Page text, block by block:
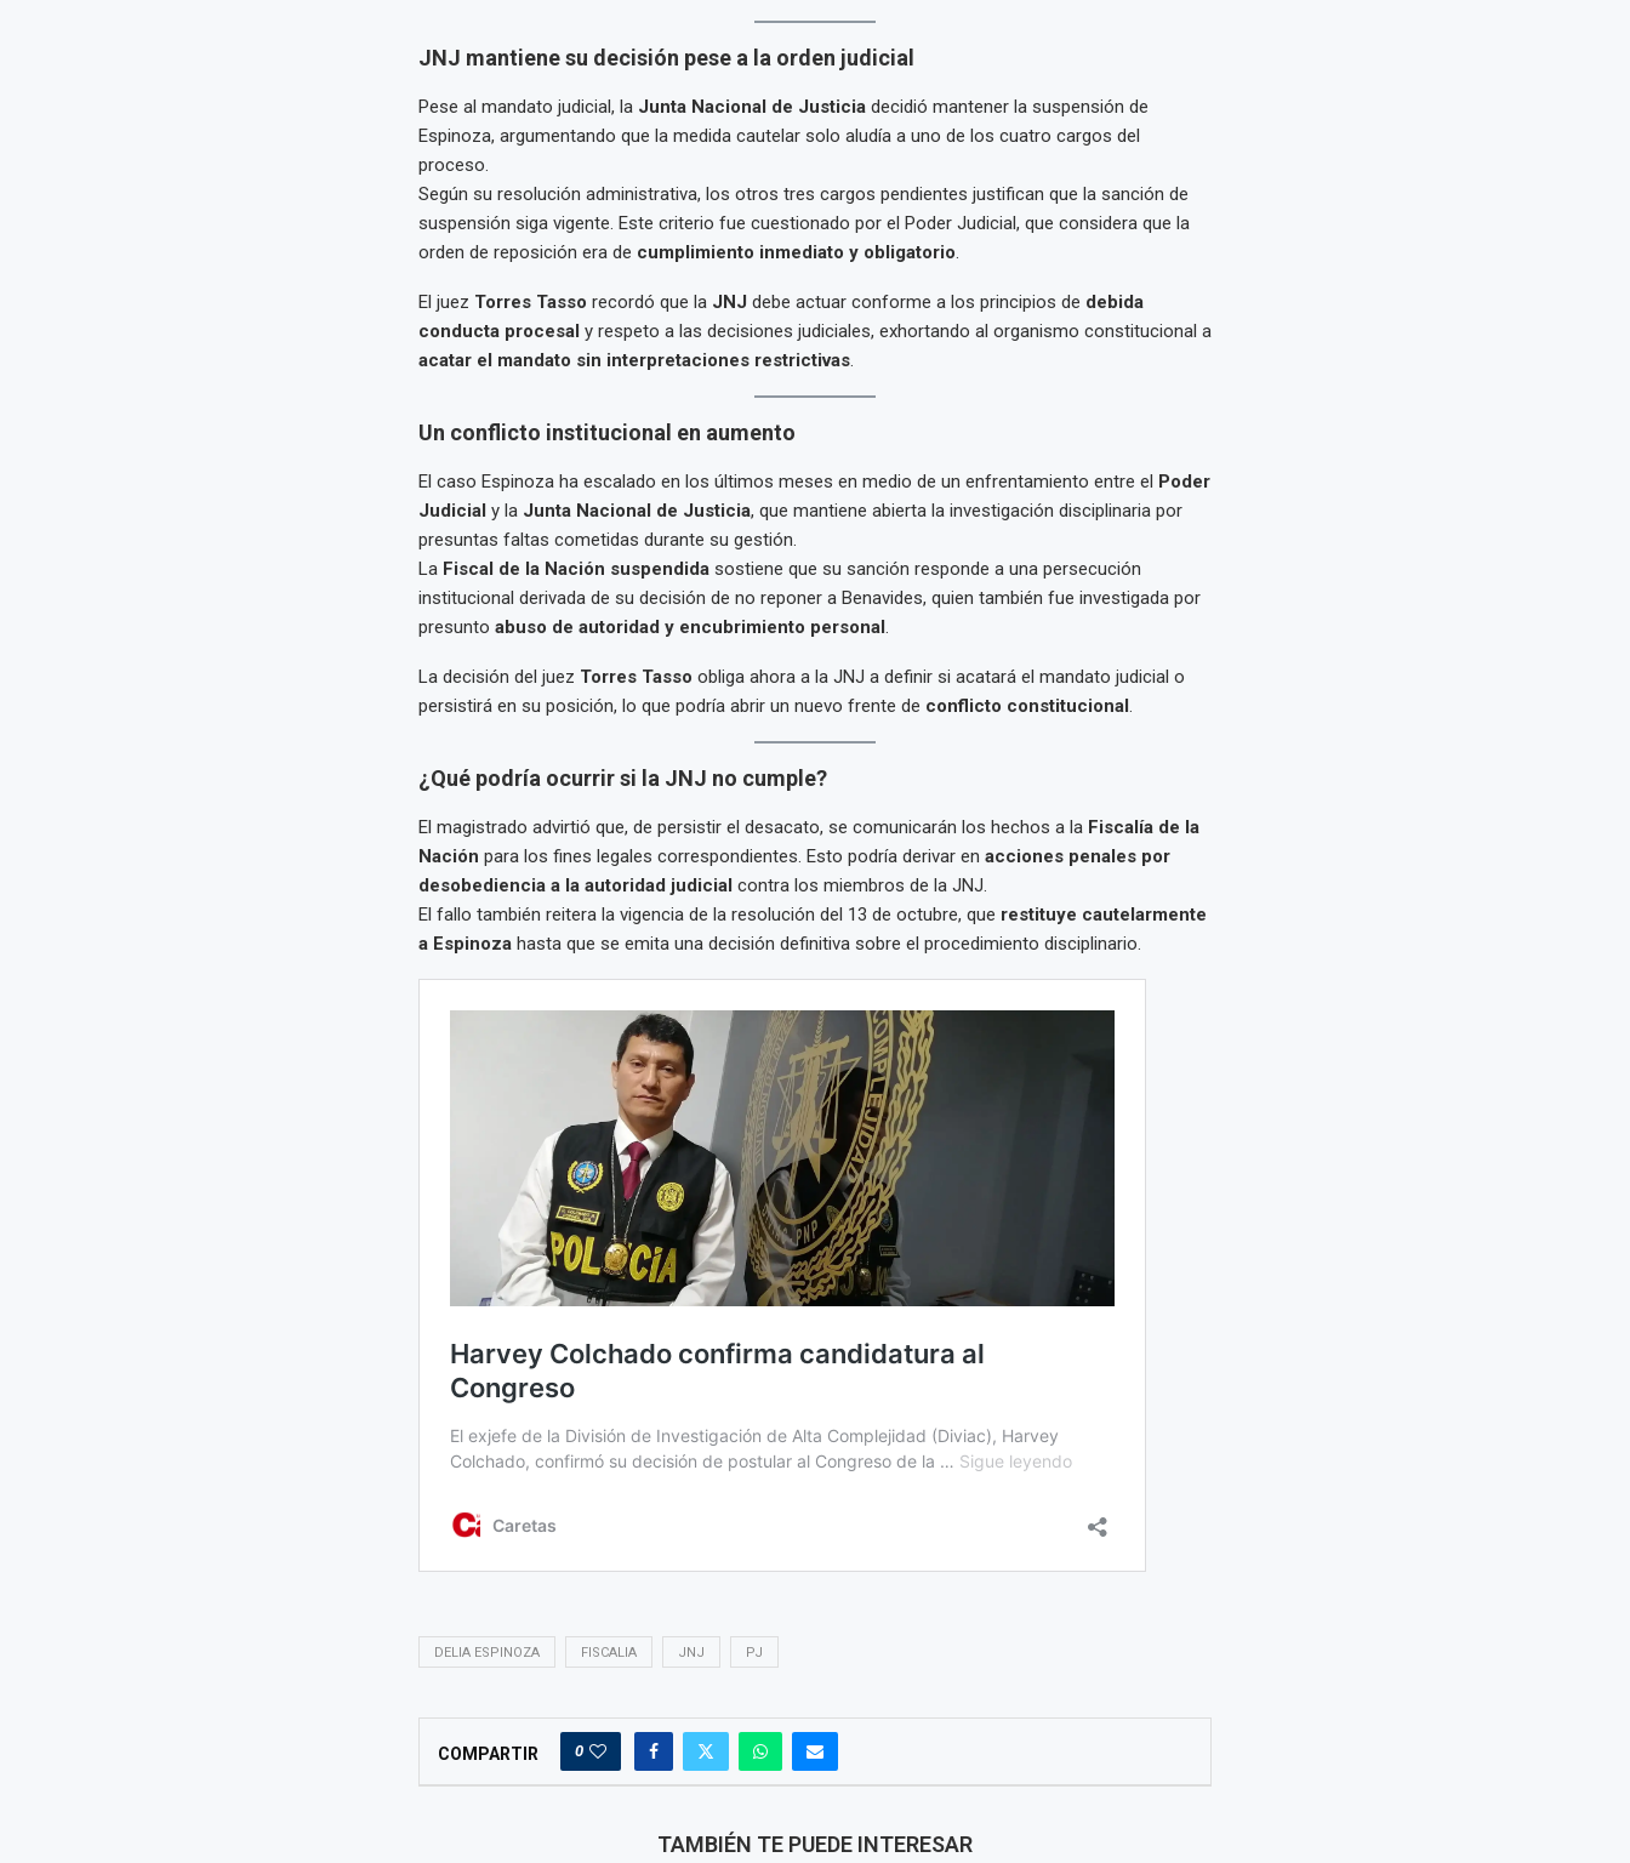
JNJ mantiene su decisión pese a la orden judicial
Pese al mandato judicial, la Junta Nacional de Justiciadecidió mantener la suspensión de
Espinoza, argumentando que la medida cautelar solo aludía a uno de los cuatro cargos del
proceso.
Según su resolución administrativa, los otros tres cargos pendientes justifican que la sanción de
suspensión siga vigente. Este criterio fue cuestionado por el Poder Judicial, que considera que la
orden de reposición era de cumplimiento inmediato y obligatorio.
El juez Torres Tasso recordó que la JNJ debe actuar conforme a los principios de debida
conducta procesal y respeto a las decisiones judiciales, exhortando al organismo constitucional a
acatar el mandato sin interpretaciones restrictivas.
Un conflicto institucional en aumento
El caso Espinoza ha escalado en los últimos meses en medio de un enfrentamiento entre el Poder
Judicial y la Junta Nacional de Justicia, que mantiene abierta la investigación disciplinaria por
presuntas faltas cometidas durante su gestión.
La Fiscal de la Nación suspendidasostiene que su sanción responde a una persecución
institucional derivada de su decisión de no reponer a Benavides, quien también fue investigada por
presunto abuso de autoridad y encubrimiento personal.
La decisión del juez Torres Tasso obliga ahora a la JNJ a definir si acatará el mandato judicial o
persistirá en su posición, lo que podría abrir un nuevo frente de conflicto constitucional.
¿Qué podría ocurrir si la JNJ no cumple?
El magistrado advirtió que, de persistir el desacato, se comunicarán los hechos a la Fiscalía de la
Nación para los fines legales correspondientes. Esto podría derivar en acciones penales por
desobediencia a la autoridad judicial contra los miembros de la JNJ.
El fallo también reitera la vigencia de la resolución del 13 de octubre, que restituye cautelarmente
a Espinozahasta que se emita una decisión definitiva sobre el procedimiento disciplinario.
DELIA ESPINOZA FISCALIA JNJ PJ
COMPARTIR 0
TAMBIÉN TE PUEDE INTERESAR